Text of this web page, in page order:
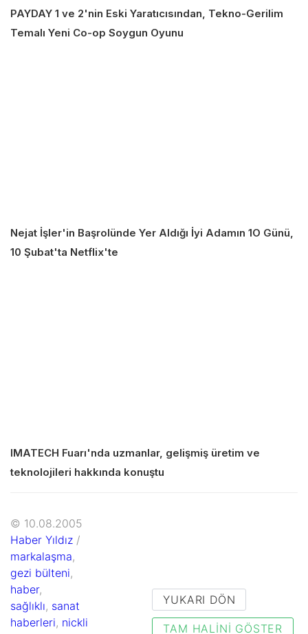
PAYDAY 1 ve 2'nin Eski Yaratıcısından, Tekno-Gerilim
Temalı Yeni Co-op Soygun Oyunu
Nejat İşler'in Başrolünde Yer Aldığı İyi Adamın 1O Günü,
10 Şubat'ta Netflix'te
IMATECH Fuarı'nda uzmanlar, gelişmiş üretim ve
teknolojileri hakkında konuştu
© 10.08.2005
Haber Yıldız /
markalaşma,
gezi bülteni,
haber,
sağlıklı, sanat
haberleri, nickli
YUKARI DÖN
TAM HALINI GÖSTER